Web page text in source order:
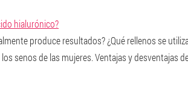
hialurónico?
produce resultados? ¿Qué rellenos se
senos de las mujeres. Ventajas y desventajas